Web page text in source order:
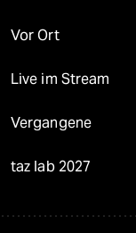
Vor Ort
Live im Stream
Vergangene
taz lab 2027